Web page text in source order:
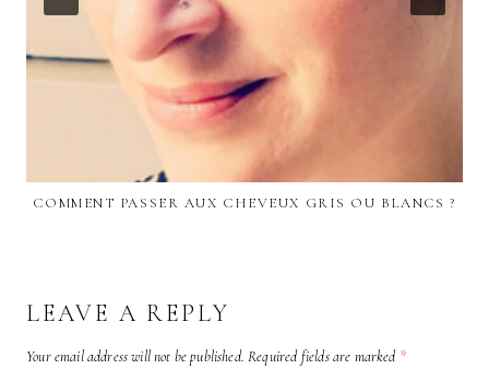
COMMENT PASSER AUX CHEVEUX GRIS OU BLANCS ?
LEAVE A REPLY
Your email address will not be published. Required fields are marked *